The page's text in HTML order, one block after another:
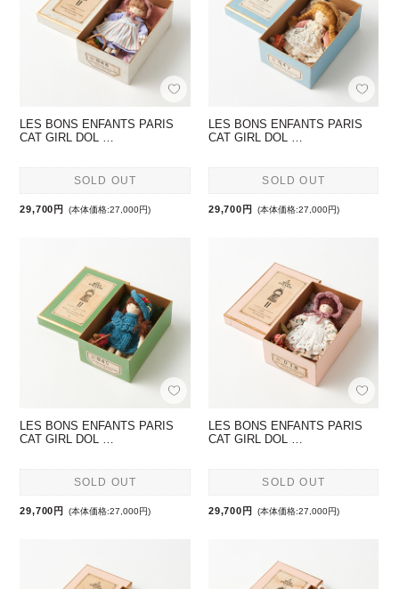
LES BONS ENFANTS PARIS
CAT GIRL DOL …
SOLD OUT
29,700円 (本体価格:27,000円)
LES BONS ENFANTS PARIS
CAT GIRL DOL …
SOLD OUT
29,700円 (本体価格:27,000円)
LES BONS ENFANTS PARIS
CAT GIRL DOL …
SOLD OUT
29,700円 (本体価格:27,000円)
LES BONS ENFANTS PARIS
CAT GIRL DOL …
SOLD OUT
29,700円 (本体価格:27,000円)